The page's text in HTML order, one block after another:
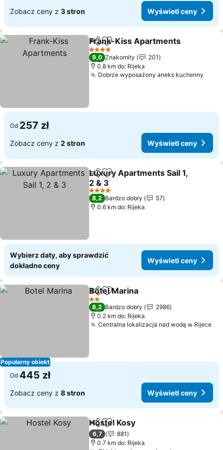
Zobacz ceny z 3 stron Wyświetl ceny
Udostępnij
Dodaj do ulubionych
Frank-Kiss Apartments
4 Kategoria
9,0 Znakomity
201
0.8 km do: Rijeka
Dobrze wyposażony aneks kuchenny
Od 257 zł
Zobacz ceny z 2 stron Wyświetl ceny
Udostępnij
Dodaj do ulubionych
Luxury Apartments Sail 1,
2 & 3
4 Kategoria
8,2 Bardzo dobry
57
0.6 km do: Rijeka
Wybierz daty, aby sprawdzić
dokładne ceny
Wyświetl ceny
Popularny obiekt
Udostępnij
Dodaj do ulubionych
Botel Marina
2 Kategoria
8,2 Bardzo dobry
2986
0.2 km do: Rijeka
Centralna lokalizacja nad wodą w Rijece
Od 445 zł
Zobacz ceny z 8 stron Wyświetl ceny
Udostępnij
Dodaj do ulubionych
Hostel Kosy
6,7
881
0.7 km do: Rijeka